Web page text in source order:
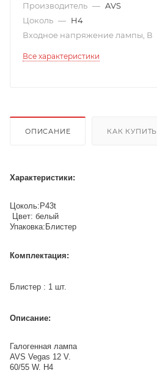
Производитель — AVS
Цоколь — H4
Входное напряжение лампы, В
Все характеристики
ОПИСАНИЕ КАК КУПИТЬ
Характеристики:
Цоколь:P43t
Цвет: белый
Упаковка:Блистер
Комплектация:
Блистер : 1 шт.
Описание:
Галогенная лампа
AVS Vegas 12 V.
60/55 W. H4